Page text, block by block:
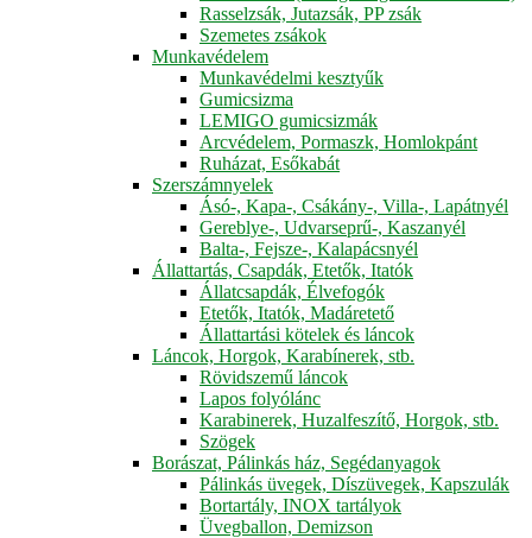
Rasselzsák, Jutazsák, PP zsák
Szemetes zsákok
Munkavédelem
Munkavédelmi kesztyűk
Gumicsizma
LEMIGO gumicsizmák
Arcvédelem, Pormaszk, Homlokpánt
Ruházat, Esőkabát
Szerszámnyelek
Ásó-, Kapa-, Csákány-, Villa-, Lapátnyél
Gereblye-, Udvarseprű-, Kaszanyél
Balta-, Fejsze-, Kalapácsnyél
Állattartás, Csapdák, Etetők, Itatók
Állatcsapdák, Élvefogók
Etetők, Itatók, Madáretető
Állattartási kötelek és láncok
Láncok, Horgok, Karabínerek, stb.
Rövidszemű láncok
Lapos folyólánc
Karabinerek, Huzalfeszítő, Horgok, stb.
Szögek
Borászat, Pálinkás ház, Segédanyagok
Pálinkás üvegek, Díszüvegek, Kapszulák
Bortartály, INOX tartályok
Üvegballon, Demizson